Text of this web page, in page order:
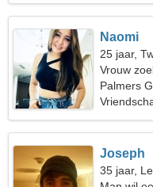
Naomi
25 jaar,
Vrouw
Palmers
Joseph
35 jaar,